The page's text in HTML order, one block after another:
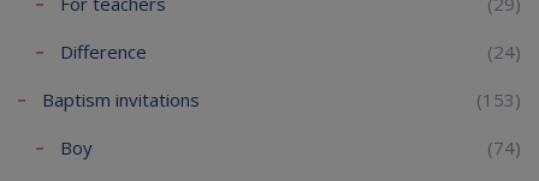
Difference
(24)
Baptism invitations
(153)
Boy
(74)